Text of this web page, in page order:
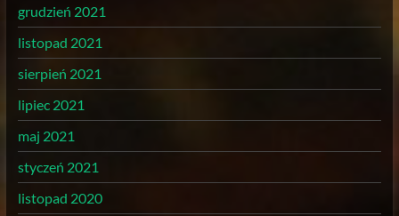
grudzień 2021
listopad 2021
sierpień 2021
lipiec 2021
maj 2021
styczeń 2021
listopad 2020